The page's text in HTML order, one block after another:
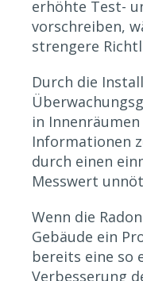
erhöhte Test-
vorschreiben,
strengere
Durch die
in
Informationen
durch einen
Messwert
Wenn die
Gebäude ein
bereits eine so
Verbesserung